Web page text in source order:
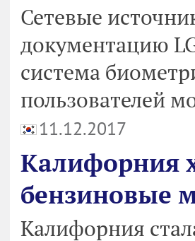
Сетевые
документацию
система
пользователей
11.12.2017
Калифорния
бензиновые
Калифорния